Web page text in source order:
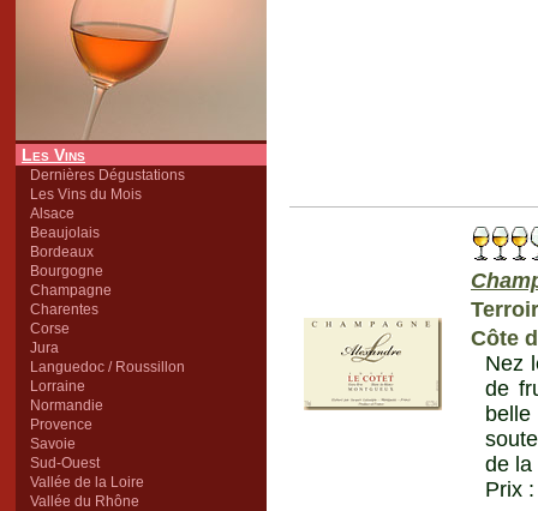
Les Vins
Dernières Dégustations
Les Vins du Mois
Alsace
Beaujolais
Bordeaux
Bourgogne
Champagne
Charentes
Corse
Jura
Languedoc / Roussillon
Lorraine
Normandie
Provence
Savoie
Sud-Ouest
Vallée de la Loire
Vallée du Rhône
Côte
Nez
de
de la
Prix